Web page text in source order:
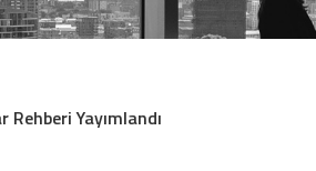
Rehberi Yayımlandı